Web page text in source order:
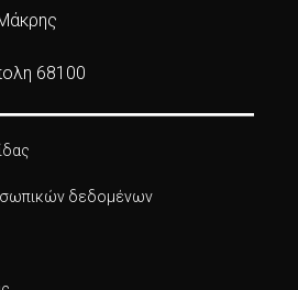
68100
δεδομένων